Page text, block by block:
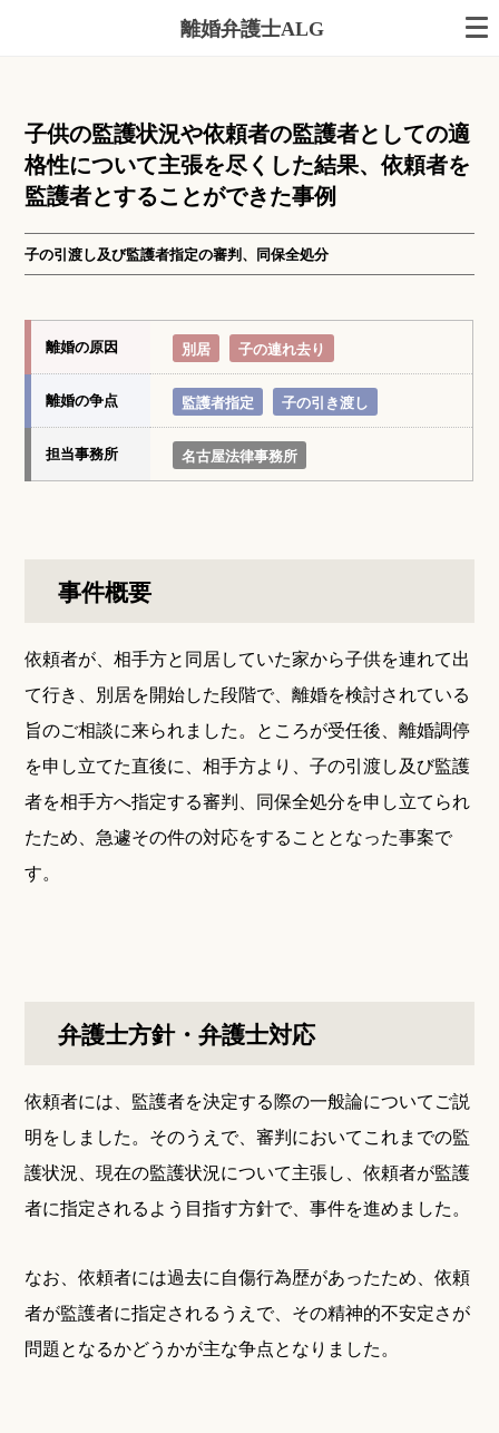
離婚弁護士ALG
子供の監護状況や依頼者の監護者としての適
格性について主張を尽くした結果、依頼者を
監護者とすることができた事例
子の引渡し及び監護者指定の審判、同保全処分
離婚の原因 別居 子の連れ去り
離婚の争点 監護者指定 子の引き渡し
担当事務所 名古屋法律事務所
事件概要
依頼者が、相手方と同居していた家から子供を連れて出
て行き、別居を開始した段階で、離婚を検討されている
旨のご相談に来られました。ところが受任後、離婚調停
を申し立てた直後に、相手方より、子の引渡し及び監護
者を相手方へ指定する審判、同保全処分を申し立てられ
たため、急遽その件の対応をすることとなった事案で
す。
弁護士方針・弁護士対応
依頼者には、監護者を決定する際の一般論についてご説
明をしました。そのうえで、審判においてこれまでの監
護状況、現在の監護状況について主張し、依頼者が監護
者に指定されるよう目指す方針で、事件を進めました。
なお、依頼者には過去に自傷行為歴があったため、依頼
者が監護者に指定されるうえで、その精神的不安定さが
問題となるかどうかが主な争点となりました。